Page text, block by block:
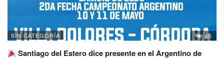
SIN CATEGORÍA 46
Santiago del Estero dice presente en el Argentino de